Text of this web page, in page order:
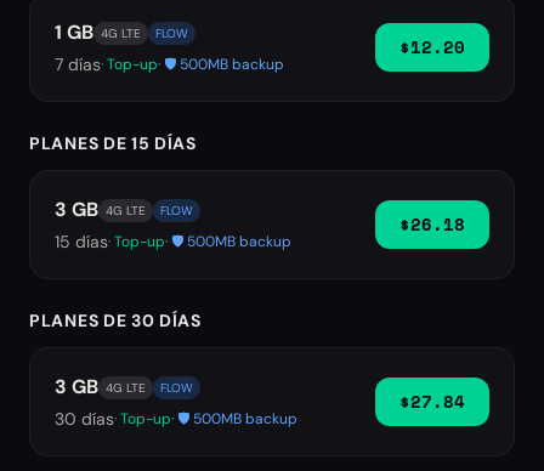
1 GB 4G LTE FLOW
7 días· Top-up· 🛡️ 500MB backup
$12.20
PLANES DE 15 DÍAS
3 GB 4G LTE FLOW
15 días· Top-up· 🛡️ 500MB backup
$26.18
PLANES DE 30 DÍAS
3 GB 4G LTE FLOW
30 días· Top-up· 🛡️ 500MB backup
$27.84